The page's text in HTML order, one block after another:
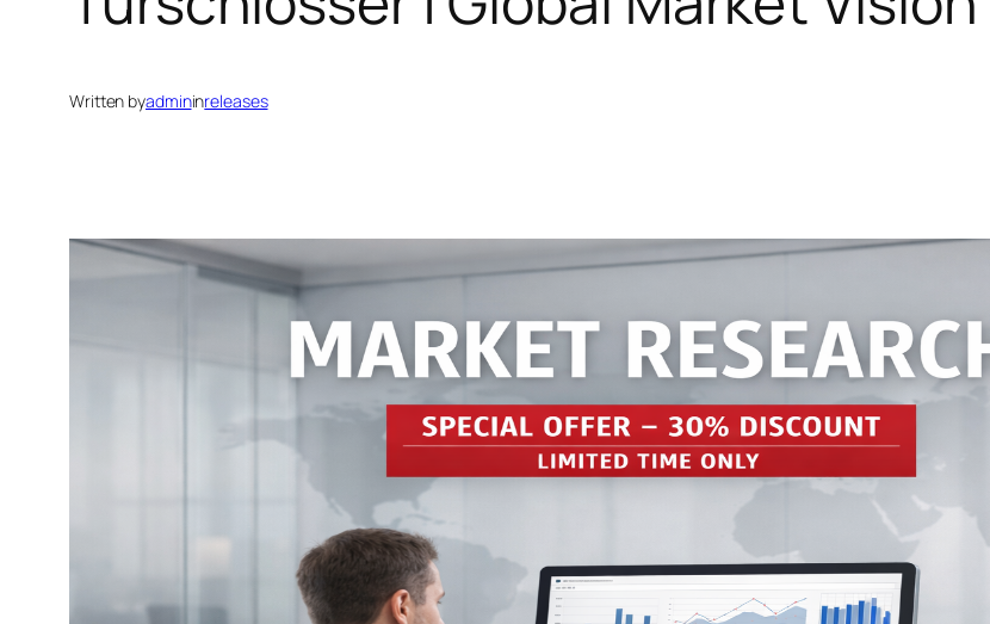
Written byadmininreleases